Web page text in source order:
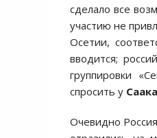
сделало все
участию не
Осетии,
вводится;
группировки
спросить у
Очевидно